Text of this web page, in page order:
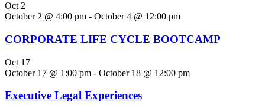
Oct 2
October 2 @ 4:00 pm - October 4 @ 12:00 pm
CORPORATE LIFE CYCLE BOOTCAMP
Oct 17
October 17 @ 1:00 pm - October 18 @ 12:00 pm
Executive Legal Experiences